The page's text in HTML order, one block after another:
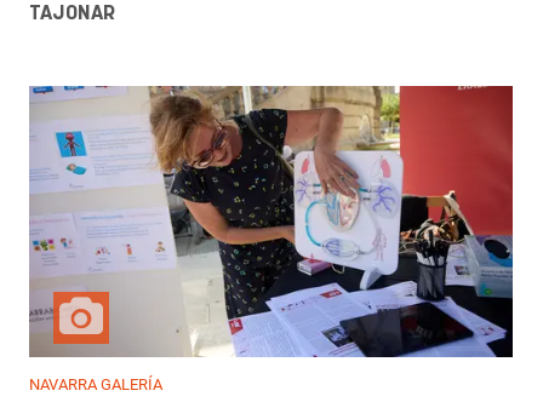
TAJONAR
NAVARRA GALERÍA